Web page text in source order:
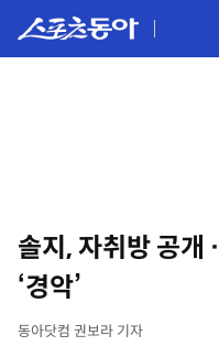
솔지, 자취방 공
‘경악’
동아닷컴 권보라 기자